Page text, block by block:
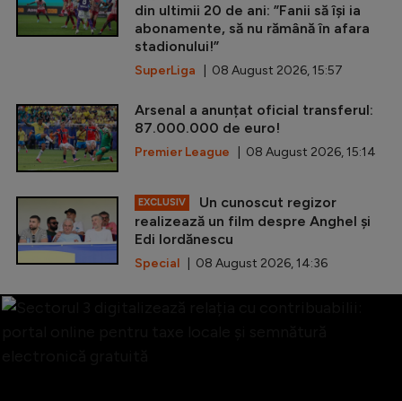
din ultimii 20 de ani: ”Fanii să își ia
abonamente, să nu rămână în afara
stadionului!”
SuperLiga | 08 August 2026, 15:57
Arsenal a anunțat oficial transferul:
87.000.000 de euro!
Premier League | 08 August 2026, 15:14
EXCLUSIV
Un cunoscut regizor
realizează un film despre Anghel și
Edi Iordănescu
Special | 08 August 2026, 14:36